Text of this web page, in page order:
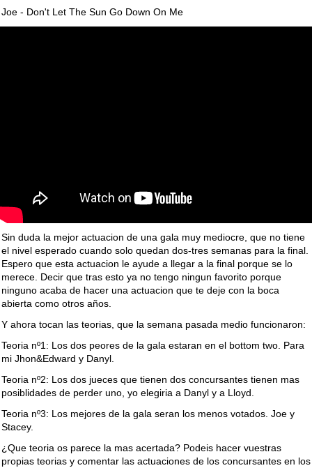
Joe - Don't Let The Sun Go Down On Me
Sin duda la mejor actuacion de una gala muy mediocre, que no tiene
el nivel esperado cuando solo quedan dos-tres semanas para la final.
Espero que esta actuacion le ayude a llegar a la final porque se lo
merece. Decir que tras esto ya no tengo ningun favorito porque
ninguno acaba de hacer una actuacion que te deje con la boca
abierta como otros años.
Y ahora tocan las teorias, que la semana pasada medio funcionaron:
Teoria nº1: Los dos peores de la gala estaran en el bottom two. Para
mi Jhon&Edward y Danyl.
Teoria nº2: Los dos jueces que tienen dos concursantes tienen mas
posiblidades de perder uno, yo elegiria a Danyl y a Lloyd.
Teoria nº3: Los mejores de la gala seran los menos votados. Joe y
Stacey.
¿Que teoria os parece la mas acertada? Podeis hacer vuestras
propias teorias y comentar las actuaciones de los concursantes en los